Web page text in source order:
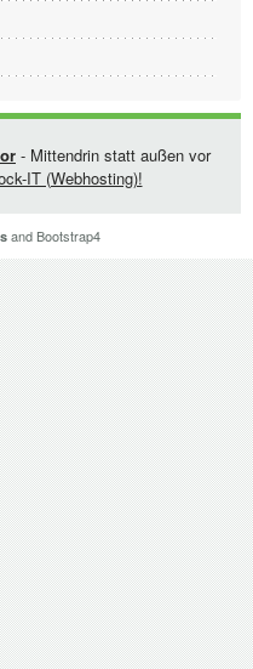
- Mittendrin statt außen vor
IT (Webhosting)!
and Bootstrap4